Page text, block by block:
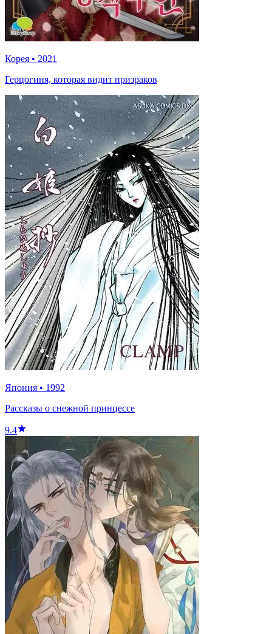
Корея • 2021
Герцогиня, которая видит призраков
Япония • 1992
Рассказы о снежной принцессе
9.4